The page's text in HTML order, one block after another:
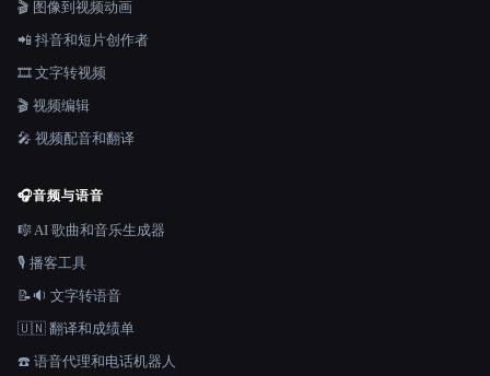
🎬 图像到视频动画
📲 抖音和短片创作者
🎞️ 文字转视频
🎬 视频编辑
🎤 视频配音和翻译
🎧音频与语音
🎼 AI 歌曲和音乐生成器
🎙️ 播客工具
📝🔉 文字转语音
🇺🇳 翻译和成绩单
☎️ 语音代理和电话机器人